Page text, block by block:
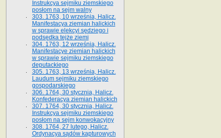
Instrukcya sejmiku ziemskiego
posłom na sejm walny
303. 1763, 10 września, Halicz.
Manifestacya ziemian halickich
w sprawie elekcyi sędziego i
podsędka tejże ziemi
304. 1763, 12 września, Halicz.
Manifestacye ziemian halickich
w sprawie sejmiku ziemskiego
deputackiego
305. 1763, 13 września, Halicz.
Laudum sejmiku ziemskiego
gospodarskiego
306. 1764, 30 stycznia, Halicz.
Konfederacya ziemian halickich
307. 1764, 30 stycznia, Halicz.
Instrukcya sejmiku ziemskiego
posłom na sejm konwokacyjny
308. 1764, 27 lutego, Halicz.
Ordynacya sądów kapturowych